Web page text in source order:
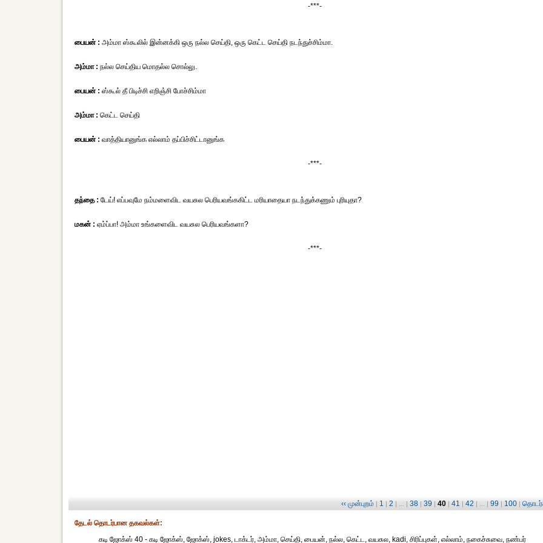
-***-
பையன் : அம்மா ஸ்கூலில் இன்னக்கி ஒரு நல்ல செய்தி, ஒரு கெட்ட செய்தி நடந்துச்சிம்மா.
அம்மா : நல்ல செய்திய மொதல்ல சொல்லு.
பையன் : ஸ்கூல் தீ பிடிச்சி எறிஞ்சி போச்சிம்மா
அம்மா : கெட்ட செய்தி
பையன் : வாத்தியானுங்க எல்லாம் தப்பிச்சிட்டானுங்க
-***-
தந்தை : டேய்! எப்பவுமே நம்மளைவிட வயசுல பெரியவங்ககிட்ட மரியாதையா நடந்துக்கணும் புரியுதா?
மகன் : ஏம்ப்பா! அம்மா உங்களைவிட வயசுல பெரியவங்களா?
-***-
‹‹ முன்புறம் | 1 | 2 | ... | 38 | 39 | 40 | 41 | 42 | ... | 99 | 100 |
தேட‌ல் தொட‌ர்பான தகவ‌ல்க‌ள்:
கடி ஜோக்ஸ் 40 - கடி ஜோக்ஸ், ஜோக்ஸ், jokes, டாக்டர், அம்மா, செய்தி, பையன், நல்ல, கெட்ட, வயசுல, kadi, சிரிப்புகள், எல்லாம், நகைச்சுவை, நண்பர்